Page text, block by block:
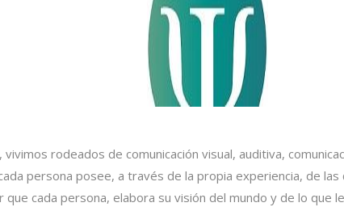
rodeados de comunicación visual, auditiva,
persona posee, a través de la propia experiencia, de
cada persona, elabora su visión del mundo y de lo que